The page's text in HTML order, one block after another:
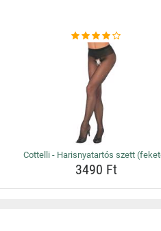
Cottelli - Harisnyatartós szett
3490 Ft